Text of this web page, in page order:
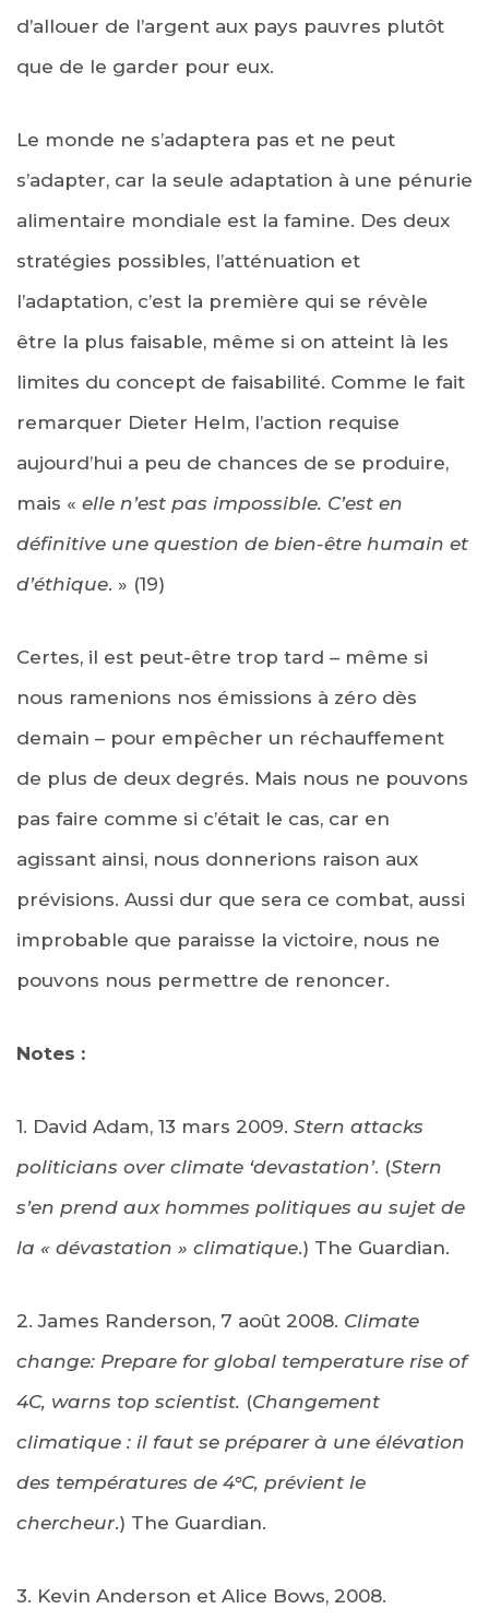
d’allouer de l’argent aux pays pauvres plutôt
que de le garder pour eux.
Le monde ne s’adaptera pas et ne peut
s’adapter, car la seule adaptation à une pénurie
alimentaire mondiale est la famine. Des deux
stratégies possibles, l’atténuation et
l’adaptation, c’est la première qui se révèle
être la plus faisable, même si on atteint là les
limites du concept de faisabilité. Comme le fait
remarquer Dieter Helm, l’action requise
aujourd’hui a peu de chances de se produire,
mais « elle n’est pas impossible. C’est en
définitive une question de bien-être humain et
d’éthique. » (19)
Certes, il est peut-être trop tard – même si
nous ramenions nos émissions à zéro dès
demain – pour empêcher un réchauffement
de plus de deux degrés. Mais nous ne pouvons
pas faire comme si c’était le cas, car en
agissant ainsi, nous donnerions raison aux
prévisions. Aussi dur que sera ce combat, aussi
improbable que paraisse la victoire, nous ne
pouvons nous permettre de renoncer.
Notes :
1. David Adam, 13 mars 2009. Stern attacks
politicians over climate ‘devastation’. (Stern
s’en prend aux hommes politiques au sujet de
la « dévastation » climatique.) The Guardian.
2. James Randerson, 7 août 2008. Climate
change: Prepare for global temperature rise of
4C, warns top scientist. (Changement
climatique : il faut se préparer à une élévation
des températures de 4°C, prévient le
chercheur.) The Guardian.
3. Kevin Anderson et Alice Bows, 2008.